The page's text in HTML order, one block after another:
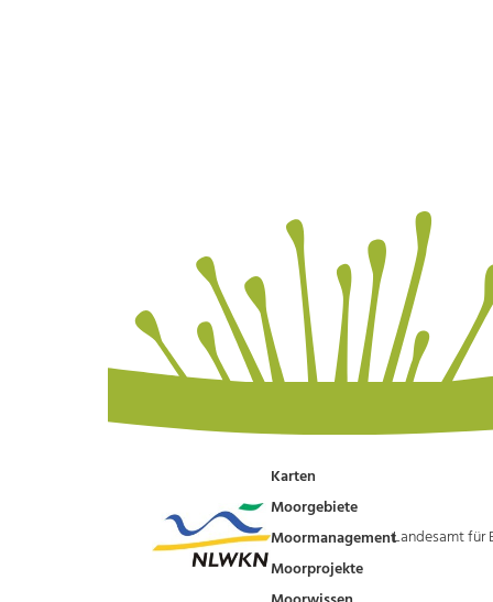
Karten
Moorgebiete
Moormanagement
Moorprojekte
Landesamt für